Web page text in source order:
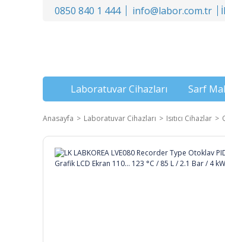
0850 840 1 444 info@labor.com.tr
Laboratuvar Cihazları Sarf
Anasayfa Laboratuvar Cihazları Isıtıcı Cihazlar